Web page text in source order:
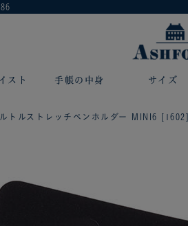
スト 手帳の中身 サイズ
トルストレッチペンホルダー MINI6 [1602]